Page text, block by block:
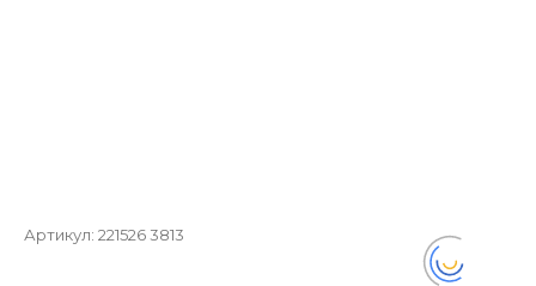
Артикул: 221526 3813